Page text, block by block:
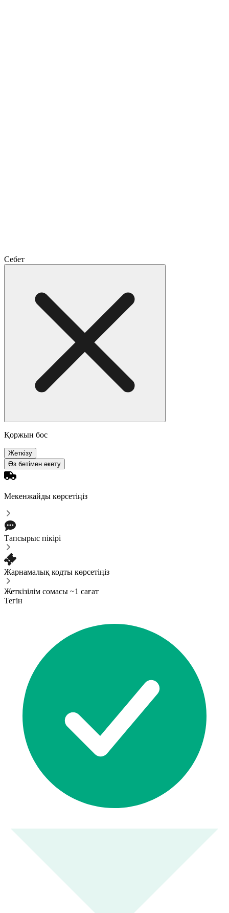
Себет
Қоржын бос
Жеткізу
Өз бетімен әкету
Мекенжайды көрсетіңіз
Тапсырыс пікірі
Жарнамалық кодты көрсетіңіз
Жеткізілім сомасы ~1 сағат
Тегін